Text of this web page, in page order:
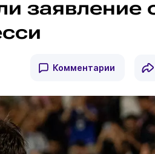
заявление
Комментарии